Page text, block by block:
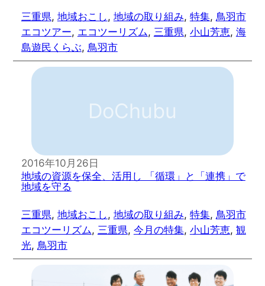
三重県, 地域おこし, 地域の取り組み, 特集, 鳥羽市
エコツアー, エコツーリズム, 三重県, 小山芳恵, 海
島遊民くらぶ, 鳥羽市
DoChubu
2016年10月26日
地域の資源を保全、活用し 「循環」と「連携」で
地域を守る
三重県, 地域おこし, 地域の取り組み, 特集, 鳥羽市
エコツーリズム, 三重県, 今月の特集, 小山芳恵, 観
光, 鳥羽市